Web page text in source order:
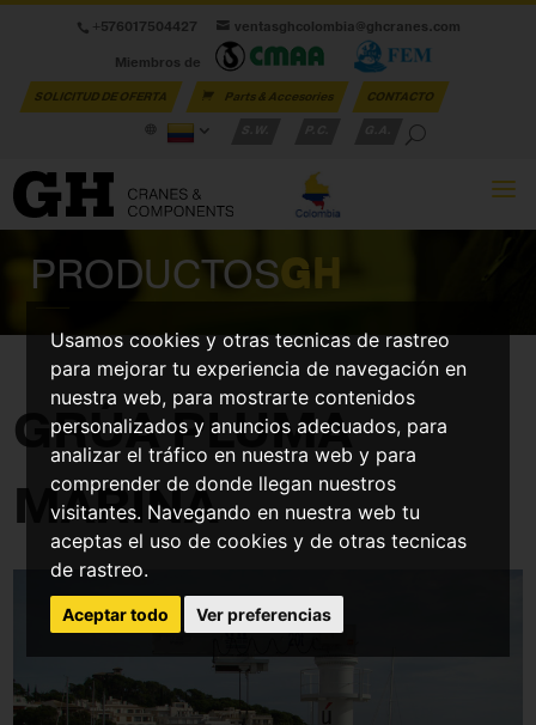
Usamos cookies y otras tecnicas de rastreo
para mejorar tu experiencia de navegación en
nuestra web, para mostrarte contenidos
personalizados y anuncios adecuados, para
analizar el tráfico en nuestra web y para
comprender de donde llegan nuestros
visitantes. Navegando en nuestra web tu
aceptas el uso de cookies y de otras tecnicas
de rastreo.
Aceptar todo Ver preferencias
+576017504427
ventasghcolombia@ghcranes.com
Miembros de
SOLICITUD DE OFERTA Parts & Accesories
CONTACTO
PRODUCTOSGH
GRÚA PLUMA
MARINA